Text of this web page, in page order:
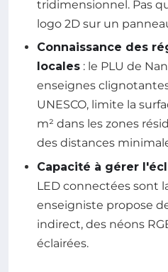
tridimensionnel. Pas
logo 2D sur un
Connaissance des
locales : le PLU de
enseignes
UNESCO, limite la
m² dans les zones
des distances
Capacité à gérer
LED connectées sont
enseigniste propose
indirect, des néons
éclairées.